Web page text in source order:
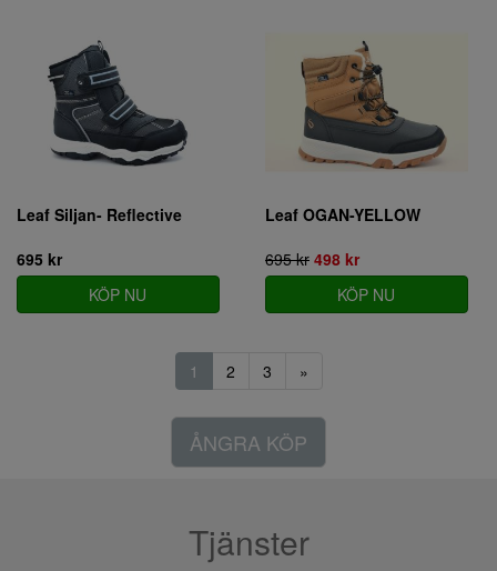
Leaf Siljan- Reflective
695 kr
KÖP NU
Leaf OGAN-YELLOW
695 kr 498 kr
KÖP NU
1 2 3 »
ÅNGRA KÖP
Tjänster